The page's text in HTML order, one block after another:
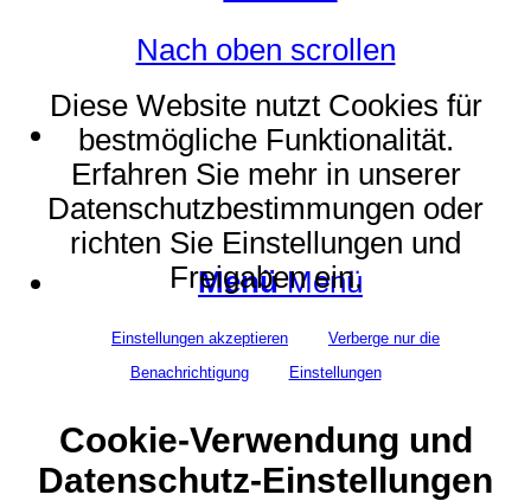
Suche
Menü Menü
Nach oben scrollen
Diese Website nutzt Cookies für
bestmögliche Funktionalität.
Erfahren Sie mehr in unserer
Datenschutzbestimmungen oder
richten Sie Einstellungen und
Freigaben ein.
Einstellungen akzeptieren
Verberge nur die
Benachrichtigung
Einstellungen
Cookie-Verwendung und
Datenschutz-Einstellungen